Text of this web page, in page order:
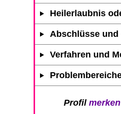
Heilerlaubnis
Abschlüsse
Verfahren und
Profil merken